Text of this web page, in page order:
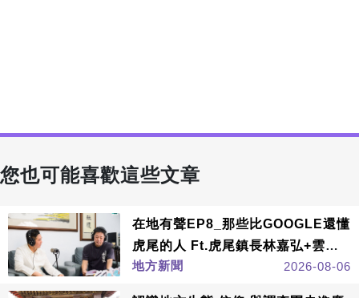
您也可能喜歡這些文章
在地有聲EP8_那些比GOOGLE還懂
虎尾的人 Ft.虎尾鎮長林嘉弘+雲林
縣議長黃凱
地方新聞 2026-08-06